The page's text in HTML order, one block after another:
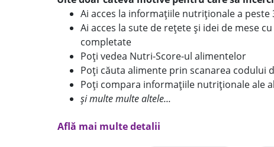
Ai acces la informațiile nutriționale a peste
Ai acces la sute de rețete și idei de mese
completate
Poți vedea Nutri-Score-ul alimentelor
Poți căuta alimente prin scanarea codului
Poți compara informațiile nutriționale ale
și multe multe altele...
Află mai multe detalii